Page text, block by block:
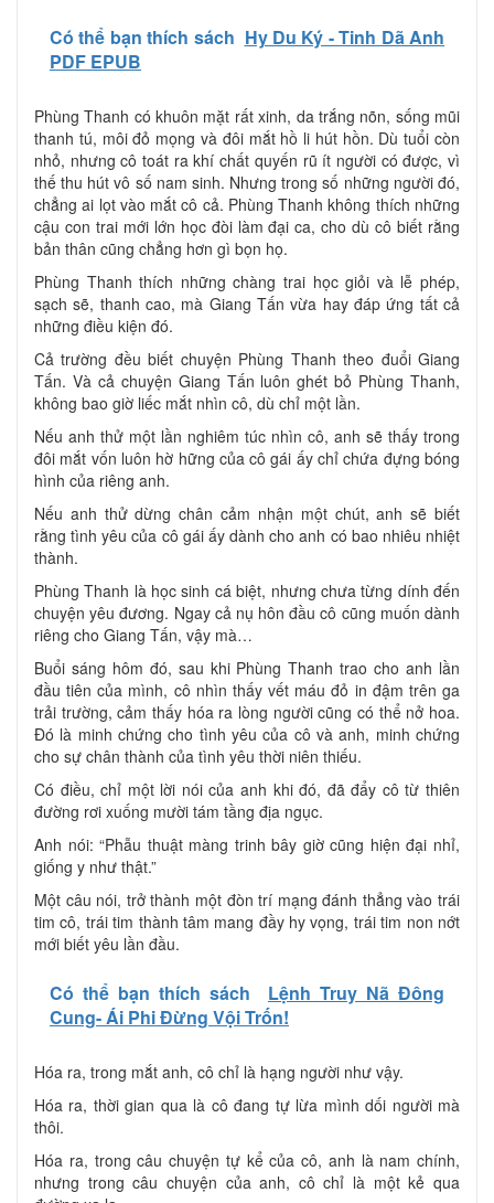
Có thể bạn thích sách Hy Du Ký - Tinh Dã Anh
PDF EPUB
Phùng Thanh có khuôn mặt rất xinh, da trắng nõn, sống mũi
thanh tú, môi đỏ mọng và đôi mắt hồ li hút hồn. Dù tuổi còn
nhỏ, nhưng cô toát ra khí chất quyến rũ ít người có được, vì
thế thu hút vô số nam sinh. Nhưng trong số những người đó,
chẳng ai lọt vào mắt cô cả. Phùng Thanh không thích những
cậu con trai mới lớn học đòi làm đại ca, cho dù cô biết rằng
bản thân cũng chẳng hơn gì bọn họ.
Phùng Thanh thích những chàng trai học giỏi và lễ phép,
sạch sẽ, thanh cao, mà Giang Tấn vừa hay đáp ứng tất cả
những điều kiện đó.
Cả trường đều biết chuyện Phùng Thanh theo đuổi Giang
Tấn. Và cả chuyện Giang Tấn luôn ghét bỏ Phùng Thanh,
không bao giờ liếc mắt nhìn cô, dù chỉ một lần.
Nếu anh thử một lần nghiêm túc nhìn cô, anh sẽ thấy trong
đôi mắt vốn luôn hờ hững của cô gái ấy chỉ chứa đựng bóng
hình của riêng anh.
Nếu anh thử dừng chân cảm nhận một chút, anh sẽ biết
rằng tình yêu của cô gái ấy dành cho anh có bao nhiêu nhiệt
thành.
Phùng Thanh là học sinh cá biệt, nhưng chưa từng dính đến
chuyện yêu đương. Ngay cả nụ hôn đầu cô cũng muốn dành
riêng cho Giang Tấn, vậy mà…
Buổi sáng hôm đó, sau khi Phùng Thanh trao cho anh lần
đầu tiên của mình, cô nhìn thấy vết máu đỏ in đậm trên ga
trải trường, cảm thấy hóa ra lòng người cũng có thể nở hoa.
Đó là minh chứng cho tình yêu của cô và anh, minh chứng
cho sự chân thành của tình yêu thời niên thiếu.
Có điều, chỉ một lời nói của anh khi đó, đã đẩy cô từ thiên
đường rơi xuống mười tám tầng địa ngục.
Anh nói: “Phẫu thuật màng trinh bây giờ cũng hiện đại nhỉ,
giống y như thật.”
Một câu nói, trở thành một đòn trí mạng đánh thẳng vào trái
tim cô, trái tim thành tâm mang đầy hy vọng, trái tim non nớt
mới biết yêu lần đầu.
Có thể bạn thích sách
Lệnh Truy Nã Đông
Cung- Ái Phi Đừng Vội Trốn!
Hóa ra, trong mắt anh, cô chỉ là hạng người như vậy.
Hóa ra, thời gian qua là cô đang tự lừa mình dối người mà
thôi.
Hóa ra, trong câu chuyện tự kể của cô, anh là nam chính,
nhưng trong câu chuyện của anh, cô chỉ là một kẻ qua